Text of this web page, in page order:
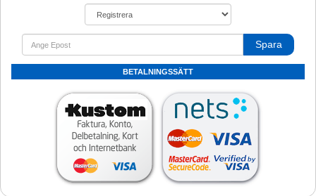
Spara
BETALNINGSSÄTT